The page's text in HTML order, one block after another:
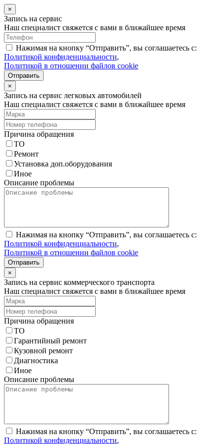
×
Запись на сервис
Наш специалист свяжется с вами в ближайшее время
Нажимая на кнопку “Отправить”, вы соглашаетесь с:
Политикой конфиденциальности,
Политикой в отношении файлов cookie
Отправить
×
Запись на сервис легковых автомобилей
Наш специалист свяжется с вами в ближайшее время
Причина обращения
ТО
Ремонт
Установка доп.оборудования
Иное
Описание проблемы
Нажимая на кнопку “Отправить”, вы соглашаетесь с:
Политикой конфиденциальности,
Политикой в отношении файлов cookie
Отправить
×
Запись на сервис коммерческого транспорта
Наш специалист свяжется с вами в ближайшее время
Причина обращения
ТО
Гарантийный ремонт
Кузовной ремонт
Диагностика
Иное
Описание проблемы
Нажимая на кнопку “Отправить”, вы соглашаетесь с:
Политикой конфиденциальности,